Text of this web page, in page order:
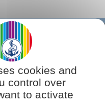
cookies and
control over
to activate